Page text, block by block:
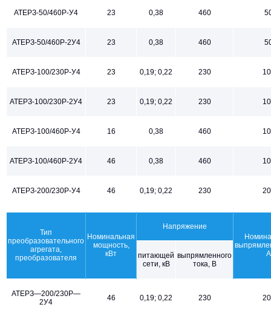
АТЕРЗ-50/460Р-У4 23 0,38 460
АТЕРЗ-50/460Р-2У4 23 0,38 460
АТЕРЗ-100/230Р-У4 23 0,19; 0,22 230
АТЕРЗ-100/230Р-2У4 23 0,19; 0,22 230
АТЕРЗ-100/460Р-У4 16 0,38 460
АТЕРЗ-100/460Р-2У4 46 0,38 460
АТЕРЗ-200/230Р-У4 46 0,19; 0,22 230
Тип
преобразовательного
агрегата,
преобразователя
Номинальная
мощность,
кВт
Напряжение
А
питающей
сети, кВ
выпрямленного
тока, В
АТЕРЗ—200/230Р—
2У4
46 0,19; 0,22 230